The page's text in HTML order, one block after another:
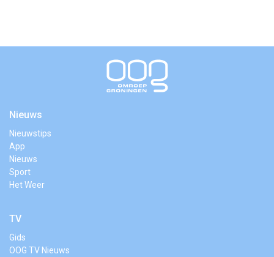
Nieuws
Nieuwstips
App
Nieuws
Sport
Het Weer
TV
Gids
OOG TV Nieuws